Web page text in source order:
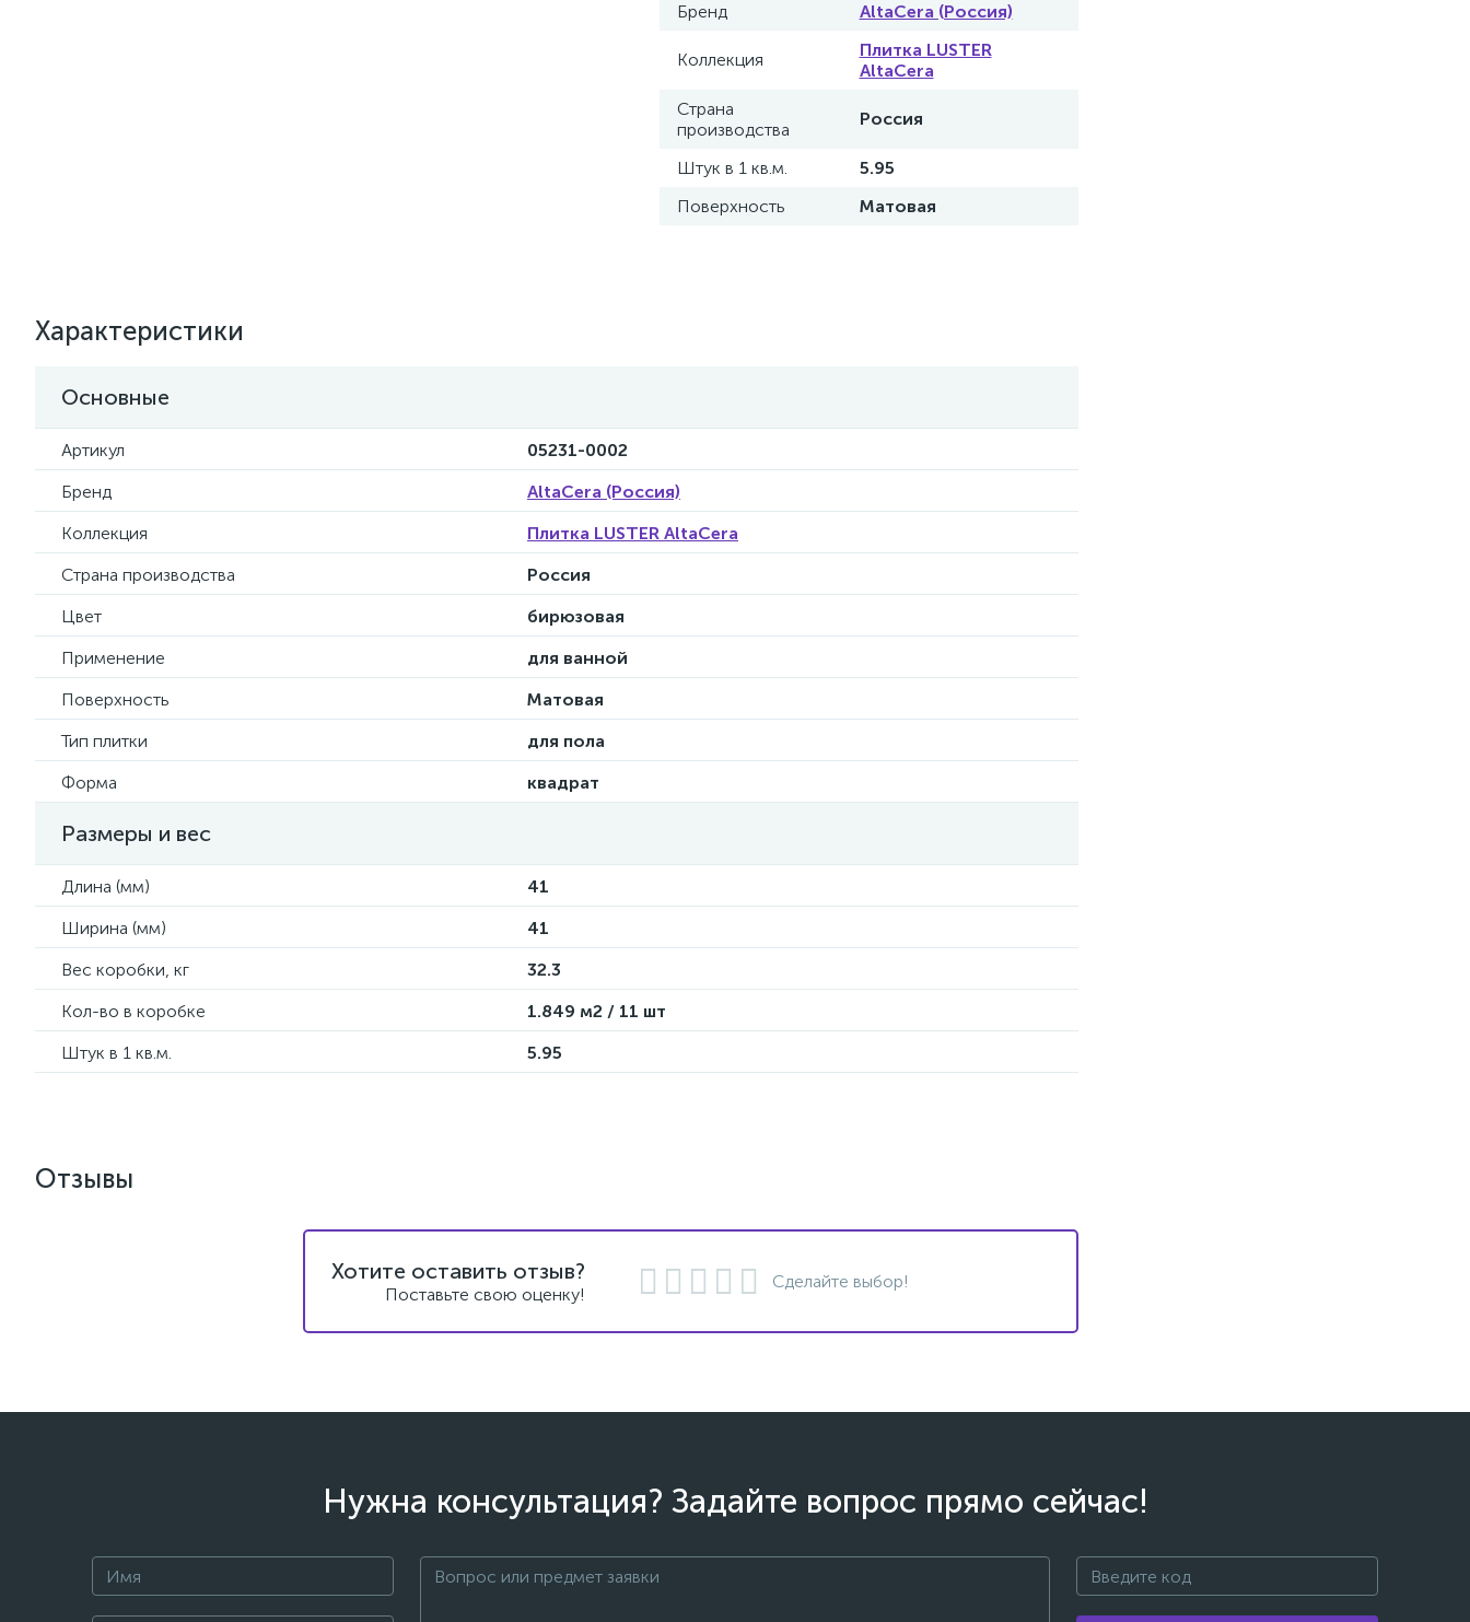
Бренд AltaCera (Россия)
Коллекция
Плитка LUSTER
AltaCera
Страна
производства
Россия
Штук в 1 кв.м.
5.95
Поверхность
Матовая
Характеристики
Основные
Артикул
05231-0002
Бренд
AltaCera (Россия)
Коллекция
Плитка LUSTER AltaCera
Страна производства
Россия
Цвет
бирюзовая
Применение
для ванной
Поверхность
Матовая
Тип плитки
для пола
Форма
квадрат
Размеры и вес
Длина (мм)
41
Ширина (мм)
41
Вес коробки, кг
32.3
Кол-во в коробке
1.849 м2 / 11 шт
Штук в 1 кв.м.
5.95
Отзывы
Хотите оставить отзыв?
Поставьте свою оценку!
Сделайте выбор!
Нужна консультация? Задайте вопрос прямо сейчас!